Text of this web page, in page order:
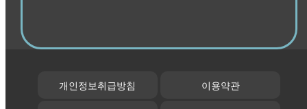
개인정보취급방침 이용약관